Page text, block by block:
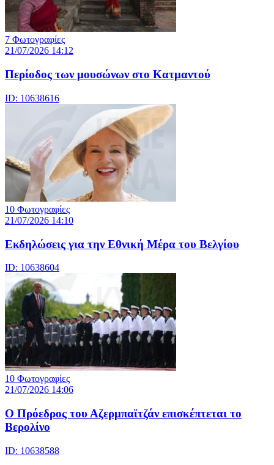
7 Φωτογραφίες
21/07/2026 14:12
Περίοδος των μουσώνων στο Κατμαντού
ID: 10638616
10 Φωτογραφίες
21/07/2026 14:10
Eκδηλώσεις για την Εθνική Μέρα του Βελγίου
ID: 10638604
10 Φωτογραφίες
21/07/2026 14:06
Ο Πρόεδρος του Αζερμπαϊτζάν επισκέπτεται το
Βερολίνο
ID: 10638588